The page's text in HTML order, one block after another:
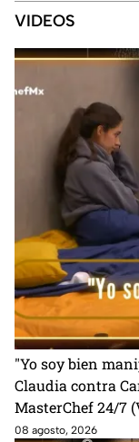
VIDEOS
"Yo soy bien
Claudia contra
MasterChef 24/7
08 agosto, 2026